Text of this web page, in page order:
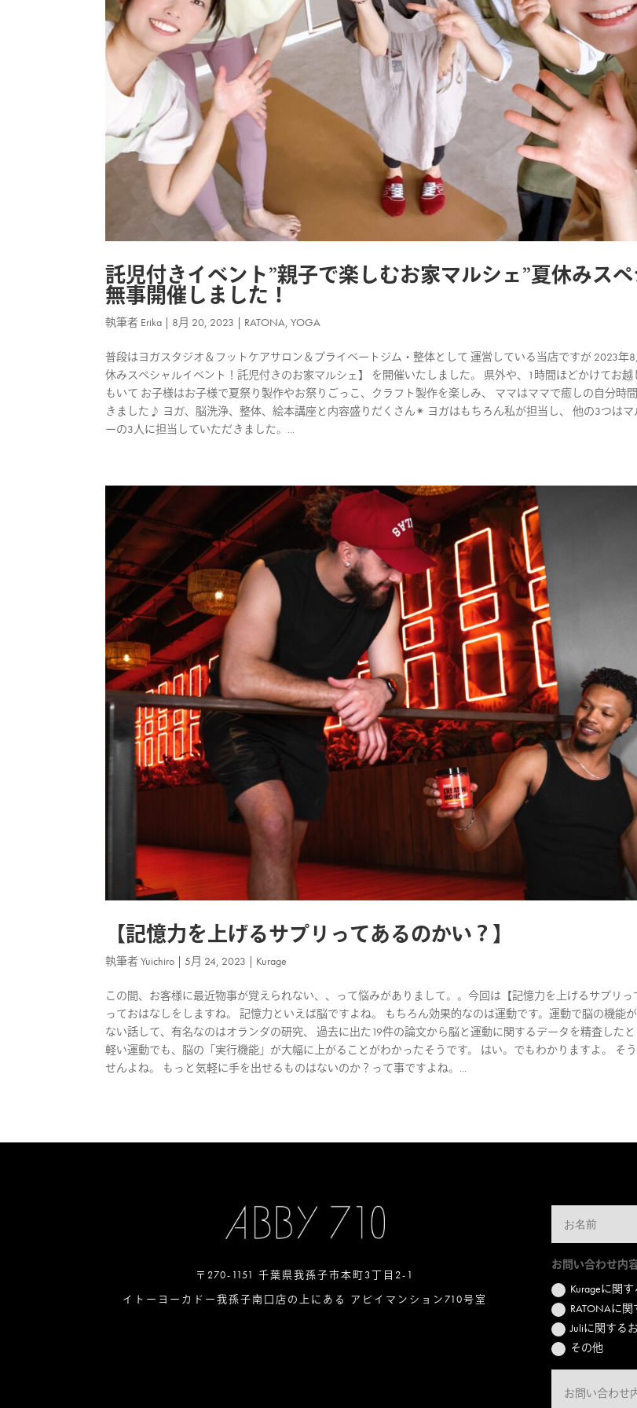
託児付きイベント”親子で楽しむお家マルシェ”夏休みスペ
無事開催しました！
執筆者 Erika | 8月 20, 2023 | RATONA,YOGA
普段はヨガスタジオ＆フットケアサロン＆プライベートジム・整体として 運営している当店ですが 2023年
休みスペシャルイベント！託児付きのお家マルシェ】 を開催いたしました。 県外や、1時間ほどかけてお
もいて お子様はお子様で夏祭り製作やお祭りごっこ、クラフト製作を楽しみ、 ママはママで癒しの自分時
きました♪ ヨガ、脳洗浄、整体、絵本講座と内容盛りだくさん✴︎ ヨガはもちろん私が担当し、 他の3つは
ーの3人に担当していただきました。...
【記憶力を上げるサプリってあるのかい？】
執筆者Yuichiro |5月 24, 2023 | Kurage
この間、お客様に最近物事が覚えられない、、って悩みがありまして。。今回は【記憶力を上げるサプリっ
っておはなしをしますね。 記憶力といえば脳ですよね。 もちろん効果的なのは運動です。運動で脳の機能
ない話して、有名なのはオランダの研究、 過去に出た19件の論文から脳と運動に関するデータを精査した
軽い運動でも、脳の「実行機能」が大幅に上がることがわかったそうです。 はい。でもわかりますよ。 そ
せんよね。 もっと気軽に手を出せるものはないのか？って事ですよね。...
〒270-1151 千葉県我孫子市本町3丁目2-1
イトーヨーカドー我孫子南口店の上にある アビイマンション710号室
お問い合わせ内
Kurageに関
RATONAに
Juliに関する
その他